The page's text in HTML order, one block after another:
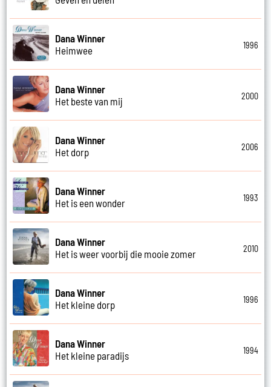
Dana Winner
Heimwee
1996
Dana Winner
Het beste van mij
2000
Dana Winner
Het dorp
2006
Dana Winner
Het is een wonder
1993
Dana Winner
Het is weer voorbij die mooie zomer
2010
Dana Winner
Het kleine dorp
1996
Dana Winner
Het kleine paradijs
1994